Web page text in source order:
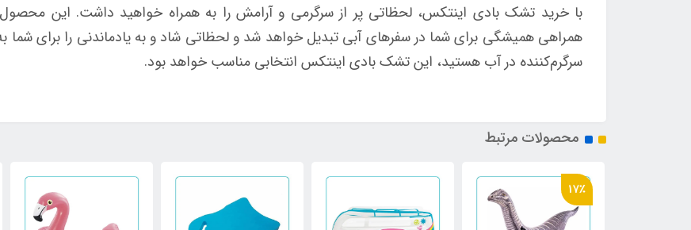
با خرید تشک بادی اینتکس، لحظاتی پر از سرگرمی و آرامش را به همراه خواهید داشت. این
همراهی همیشگی برای شما در سفرهای آبی تبدیل خواهد شد و لحظاتی شاد و به یادماندنی را برای شما
سرگرم‌کننده در آب هستید، این تشک بادی اینتکس انتخابی مناسب خواهد بود.
محصولات مرتبط
17٪